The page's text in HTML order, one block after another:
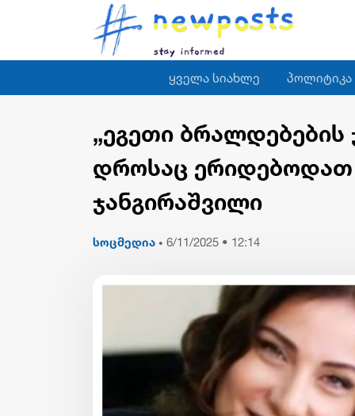
ყველა სიახლე პოლიტიკა
„ეგეთი ბრალდებების
დროსაც ერიდებოდათ
ჯანგირაშვილი
სოცმედია • 6/11/2025 • 12:14